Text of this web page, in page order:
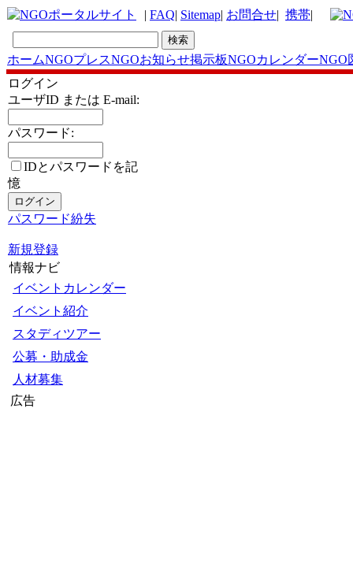
| FAQ| Sitemap| お問合せ| 携帯|
ホームNGOプレスNGOお知らせ掲示板NGOカレンダーNGO
ログイン
ユーザID または E-mail:
パスワード:
IDとパスワードを記
憶
パスワード紛失
新規登録
情報ナビ
イベントカレンダー
イベント紹介
スタディツアー
公募・助成金
人材募集
広告